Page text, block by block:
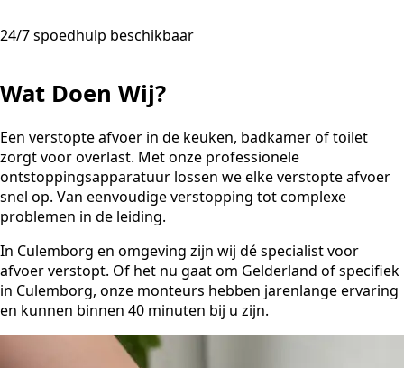
24/7 spoedhulp beschikbaar
Wat Doen Wij?
Een verstopte afvoer in de keuken, badkamer of toilet
zorgt voor overlast. Met onze professionele
ontstoppingsapparatuur lossen we elke verstopte afvoer
snel op. Van eenvoudige verstopping tot complexe
problemen in de leiding.
In Culemborg en omgeving zijn wij dé specialist voor
afvoer verstopt. Of het nu gaat om Gelderland of specifiek
in Culemborg, onze monteurs hebben jarenlange ervaring
en kunnen binnen 40 minuten bij u zijn.